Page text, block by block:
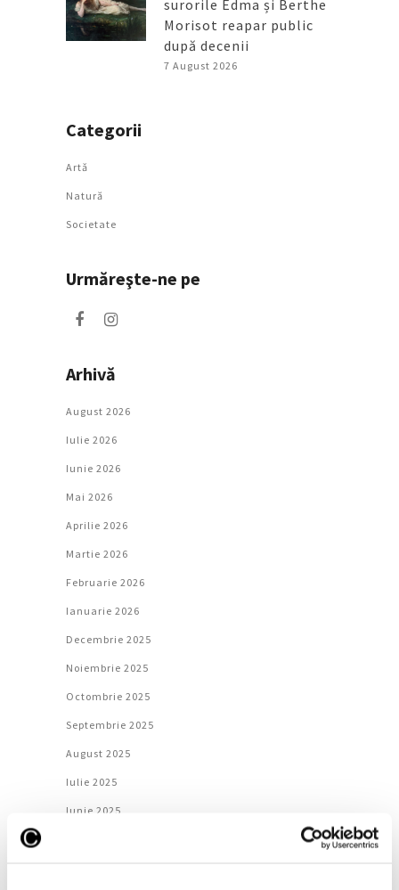
surorile Edma și Berthe
Morisot reapar public
după decenii
7 August 2026
Categorii
Artǎ
Natură
Societate
Urmăreşte-ne pe
Arhivă
August 2026
Iulie 2026
Iunie 2026
Mai 2026
Aprilie 2026
Martie 2026
Februarie 2026
Ianuarie 2026
Decembrie 2025
Noiembrie 2025
Octombrie 2025
Septembrie 2025
August 2025
Iulie 2025
Iunie 2025